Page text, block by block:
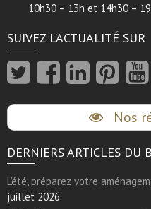
10h30 – 13h et 14h30 –
SUIVEZ L’ACTUALITÉ SUR
Nos
DERNIERS ARTICLES DU
L’été, préparez votre
juillet 2026